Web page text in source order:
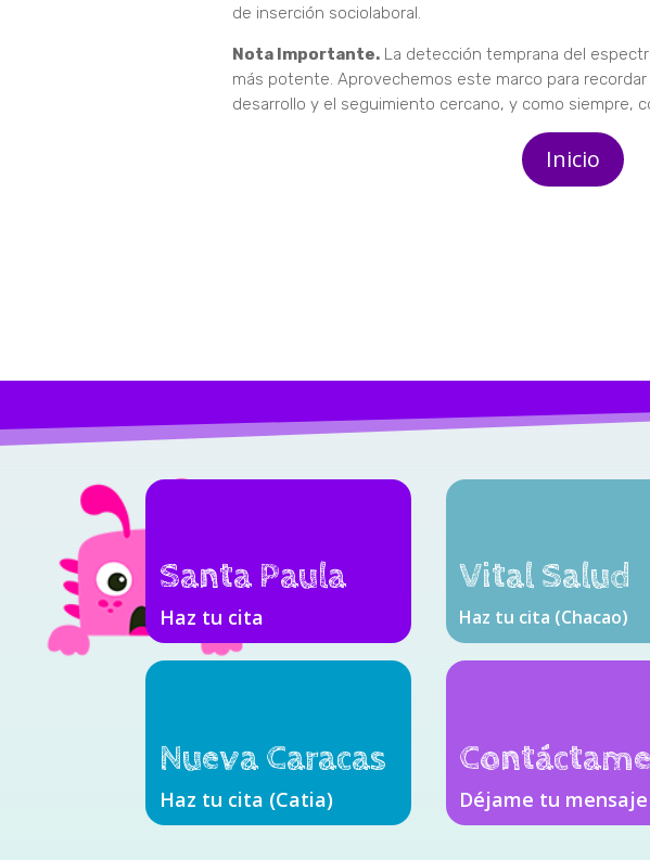
de inserción sociolaboral.
Nota Importante.La detección temprana del
más potente. Aprovechemos este marco para
desarrollo y el seguimiento cercano, y como siempre,
Inicio
Santa Paula
Haz tu cita
Nueva Caracas
Haz tu cita (Catia)
Vital Salud
Haz tu cita (Chacao)
Contáctame
Déjame tu mensaje